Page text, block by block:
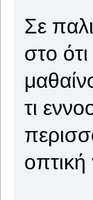
Σε
στο
τι
οπτική